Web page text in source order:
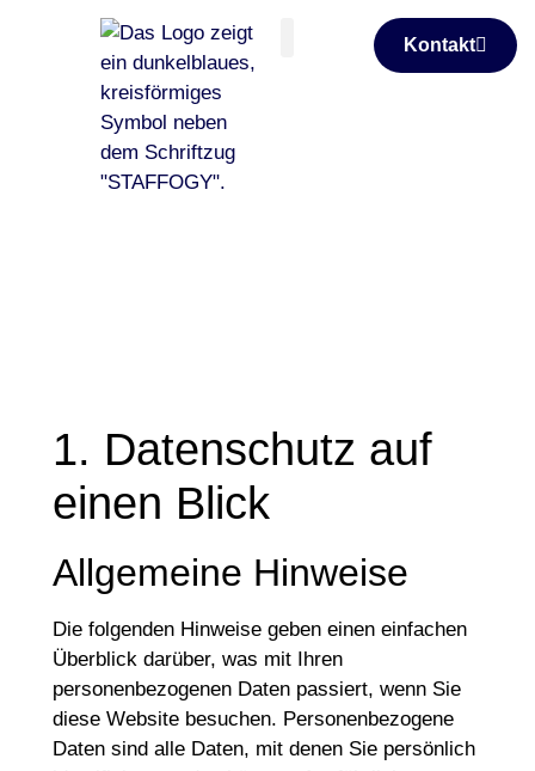
Kontakt
1. Datenschutz auf
einen Blick
Allgemeine Hinweise
Die folgenden Hinweise geben einen einfachen
Überblick darüber, was mit Ihren
personenbezogenen Daten passiert, wenn Sie
diese Website besuchen. Personenbezogene
Daten sind alle Daten, mit denen Sie persönlich